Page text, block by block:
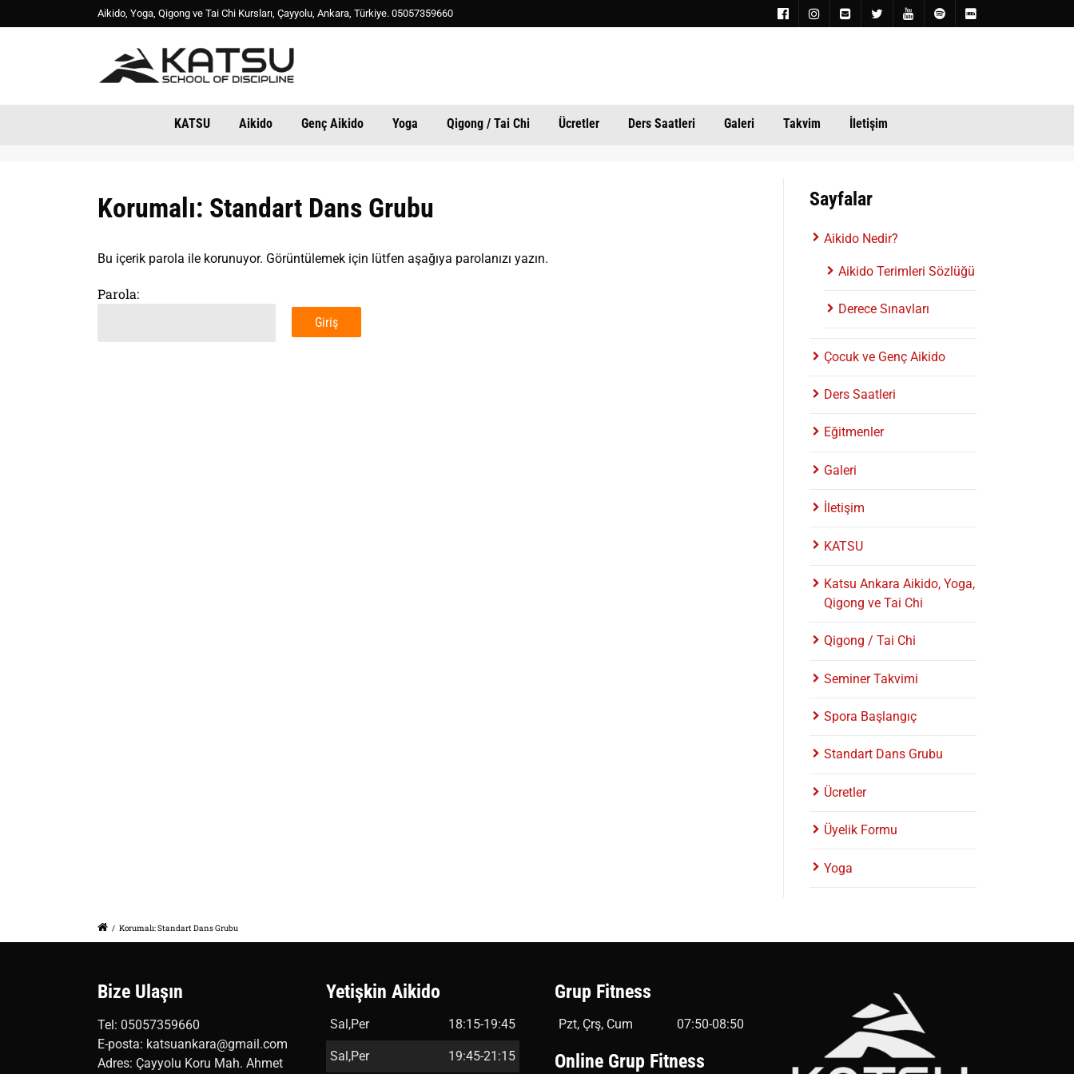
Aikido, Yoga, Qigong ve Tai Chi Kursları, Çayyolu, Ankara, Türkiye. 05057359660
KATSU Aikido Genç Aikido Yoga Qigong / Tai Chi Ücretler Ders Saatleri Galeri Takvim İletişim
Korumalı: Standart Dans Grubu
Bu içerik parola ile korunuyor. Görüntülemek için lütfen aşağıya parolanızı yazın.
Parola:
Sayfalar
Aikido Nedir?
Aikido Terimleri Sözlüğü
Derece Sınavları
Çocuk ve Genç Aikido
Ders Saatleri
Eğitmenler
Galeri
İletişim
KATSU
Katsu Ankara Aikido, Yoga,
Qigong ve Tai Chi
Qigong / Tai Chi
Seminer Takvimi
Spora Başlangıç
Standart Dans Grubu
Ücretler
Üyelik Formu
Yoga
/ Korumalı: Standart Dans Grubu
Bize Ulaşın
Tel: 05057359660
E-posta: katsuankara@gmail.com
Adres: Çayyolu Koru Mah. Ahmet
Yetişkin Aikido
Sal,Per 18:15-19:45
Sal,Per 19:45-21:15
Grup Fitness
Pzt, Çrş, Cum 07:50-08:50
Online Grup Fitness